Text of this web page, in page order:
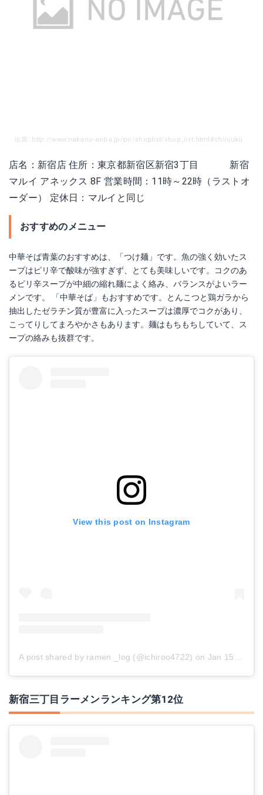
出典: http://www.nakano-aoba.jp/pc/shoplist/shop_list.html#shinjuku
店名：新宿店 住所：東京都新宿区新宿3丁目 新宿
マルイ アネックス 8F 営業時間：11時～22時（ラストオ
ーダー） 定休日：マルイと同じ
おすすめのメニュー
中華そば青葉のおすすめは、「つけ麺」です。魚の強く効いたス
ープはピリ辛で酸味が強すぎず、とても美味しいです。コクのあ
るピリ辛スープが中細の縮れ麺によく絡み、バランスがよいラー
メンです。 「中華そば」もおすすめです。とんこつと鶏ガラから
抽出したゼラチン質が豊富に入ったスープは濃厚でコクがあり、
こってりしてまろやかさもあります。麺はもちもちしていて、ス
ープの絡みも抜群です。
View this post on Instagram
A post shared by ramen _log (@ichiroo4722) on Jan 15, 2018 at 5:26am PST
新宿三丁目ラーメンランキング第12位